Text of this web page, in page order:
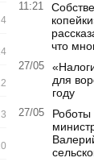
4
3
11:21
что
27/05
для
году
27/05
Роботы